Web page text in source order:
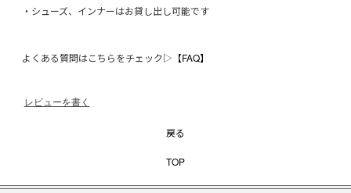
・シューズ、インナーはお貸し出し可能です
よくある質問はこちらをチェック▷ 【FAQ】
レビューを書く
戻る
TOP